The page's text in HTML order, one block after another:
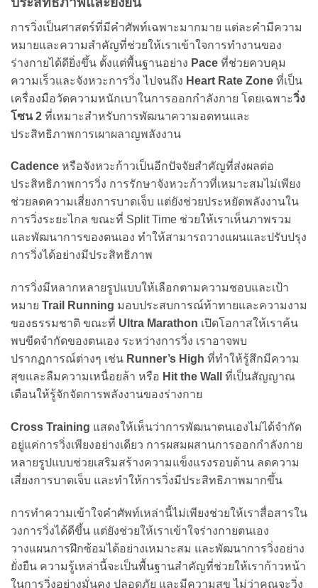
การวิ่งเป็นศาสตร์ที่มีคำศัพท์เฉพาะมากมาย แต่ละคำมีความ
หมายและความสำคัญที่ช่วยให้เราเข้าใจการทำงานของ
ร่างกายได้ดียิ่งขึ้น ตั้งแต่พื้นฐานอย่าง Pace ที่ช่วยควบคุม
ความเร็วและจังหวะการวิ่ง ไปจนถึง Heart Rate Zone ที่เป็น
เครื่องมือวัดความหนักเบาในการออกกำลังกาย โดยเฉพาะวิ่ง
โซน 2 ที่เหมาะสำหรับการพัฒนาความอดทนและ
ประสิทธิภาพการเผาผลาญพลังงาน
Cadence หรือจังหวะก้าวเป็นอีกปัจจัยสำคัญที่ส่งผลต่อ
ประสิทธิภาพการวิ่ง การรักษาจังหวะก้าวที่เหมาะสมไม่เพียง
ช่วยลดความเสี่ยงการบาดเจ็บ แต่ยังช่วยประหยัดพลังงานใน
การวิ่งระยะไกล ขณะที่ Split Time ช่วยให้เราเห็นภาพรวม
และพัฒนาการของตนเอง ทำให้สามารถวางแผนและปรับปรุง
การวิ่งได้อย่างมีประสิทธิภาพ
การวิ่งมีหลากหลายรูปแบบให้เลือกตามความชอบและเป้า
หมาย Trail Running มอบประสบการณ์ท้าทายและความงาม
ของธรรมชาติ ขณะที่ Ultra Marathon เปิดโอกาสให้เราค้น
พบขีดจำกัดของตนเอง ระหว่างการวิ่ง เราอาจพบ
ปรากฏการณ์ต่างๆ เช่น Runner’s High ที่ทำให้รู้สึกมีความ
สุขและลืมความเหนื่อยล้า หรือ Hit the Wall
ที่เป็นสัญญาณ
เตือนให้รู้จักจัดการพลังงานของร่างกาย
Cross Training แสดงให้เห็นว่าการพัฒนาตนเองไม่ได้จำกัด
อยู่แค่การวิ่งเพียงอย่างเดียว การผสมผสานการออกกำลังกาย
หลายรูปแบบช่วยเสริมสร้างความแข็งแรงรอบด้าน ลดความ
เสี่ยงการบาดเจ็บ และทำให้การวิ่งมีประสิทธิภาพมากขึ้น
การทำความเข้าใจคำศัพท์เหล่านี้ไม่เพียงช่วยให้เราสื่อสารใน
วงการวิ่งได้ดีขึ้น แต่ยังช่วยให้เราเข้าใจร่างกายตนเอง
วางแผนการฝึกซ้อมได้อย่างเหมาะสม และพัฒนาการวิ่งอย่าง
ยั่งยืน ความรู้เหล่านี้จะเป็นพื้นฐานสำคัญที่ช่วยให้เราก้าวหน้า
ในการวิ่งอย่างมั่นคง ปลอดภัย และมีความสุข ไม่ว่าคุณจะวิ่ง